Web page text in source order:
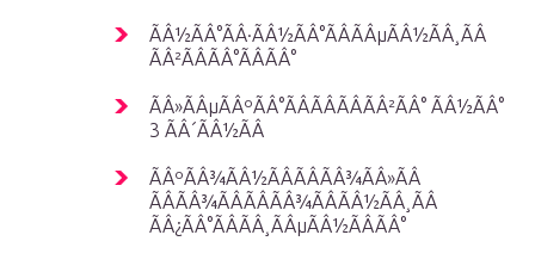
ÃÂ½ÃÂ°ÃÂ·ÃÂ½ÃÂ°ÃÂÃÂµÃÂ½ÃÂ¸ÃÂ
ÃÂ²ÃÂÃÂ°ÃÂÃÂ°
ÃÂ»ÃÂµÃÂºÃÂ°ÃÂÃÂÃÂÃÂ²ÃÂ° ÃÂ½ÃÂ°
3 ÃÂ´ÃÂ½ÃÂ
ÃÂºÃÂ¾ÃÂ½ÃÂÃÂÃÂ¾ÃÂ»ÃÂ
ÃÂÃÂ¾ÃÂÃÂÃÂ¾ÃÂÃÂ½ÃÂ¸ÃÂ
ÃÂ¿ÃÂ°ÃÂÃÂ¸ÃÂµÃÂ½ÃÂÃÂ°